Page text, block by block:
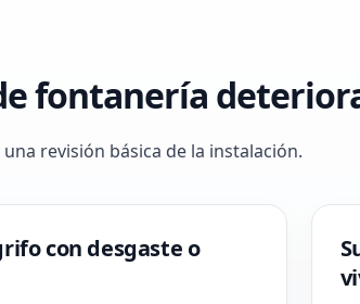
fontanería
revisión básica de la instalación.
con desgaste o